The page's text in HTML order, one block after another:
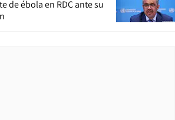
de ébola en RDC ante su